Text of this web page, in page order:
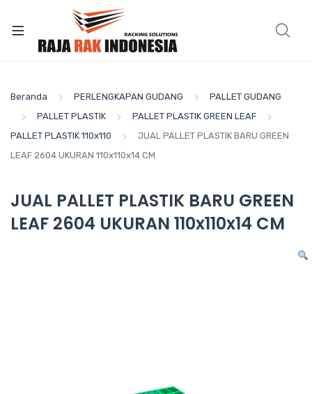
Beranda PERLENGKAPAN GUDANG
PALLET GUDANG
PALLET PLASTIK
PALLET PLASTIK GREEN LEAF
PALLET PLASTIK 110x110
JUAL PALLET PLASTIK BARU GREEN
LEAF 2604 UKURAN 110x110x14 CM
JUAL PALLET PLASTIK BARU GREEN
LEAF 2604 UKURAN 110x110x14 CM